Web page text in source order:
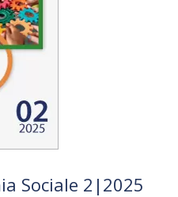
Sociale 2|2025